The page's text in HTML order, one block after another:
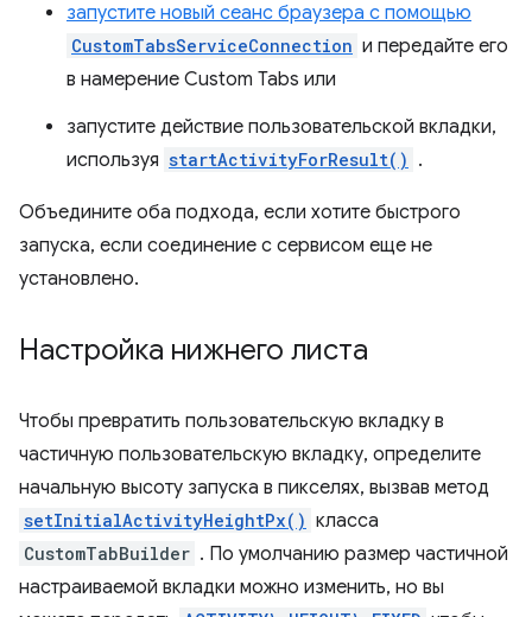
запустите новый сеанс браузера с помощью
CustomTabsServiceConnection и передайте его
в намерение Custom Tabs или
запустите действие пользовательской вкладки,
используя startActivityForResult() .
Объедините оба подхода, если хотите быстрого
запуска, если соединение с сервисом еще не
установлено.
Настройка нижнего листа
Чтобы превратить пользовательскую вкладку в
частичную пользовательскую вкладку, определите
начальную высоту запуска в пикселях, вызвав метод
setInitialActivityHeightPx() класса
CustomTabBuilder . По умолчанию размер частичной
настраиваемой вкладки можно изменить, но вы